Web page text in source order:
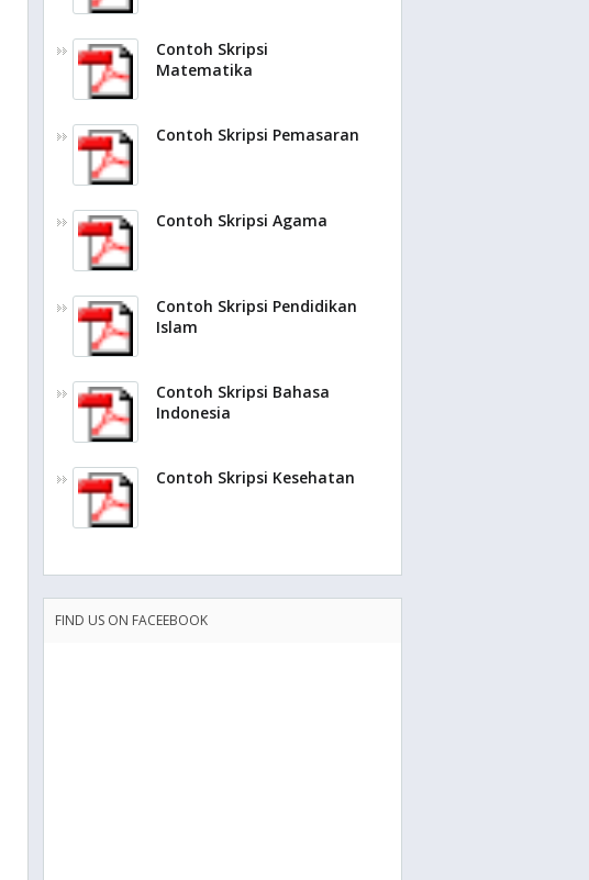
Contoh Skripsi
Matematika
Contoh Skripsi Pemasaran
Contoh Skripsi Agama
Contoh Skripsi Pendidikan
Islam
Contoh Skripsi Bahasa
Indonesia
Contoh Skripsi Kesehatan
FIND US ON FACEEBOOK